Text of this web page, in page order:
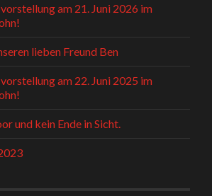
am 21. Juni 2026 im
lieben Freund Ben
am 22. Juni 2025 im
und kein Ende in Sicht.